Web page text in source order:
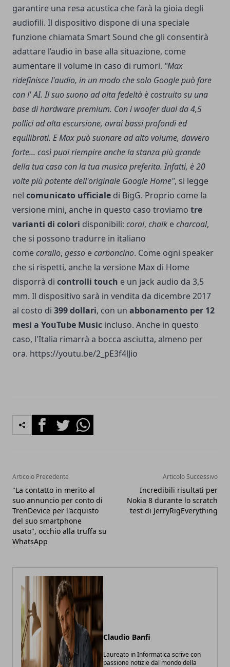
garantire una resa acustica che farà la gioia degli
audiofili. Il dispositivo dispone di una speciale
funzione chiamata Smart Sound che gli consentirà
adattare l’audio in base alla situazione, come
aumentare il volume in caso di rumori. "Max
ridefinisce l'audio, in un modo che solo Google può fare
con l' AI. Il suo suono ad alta fedeltà è costruito su una
base di hardware premium. Con i woofer dual da 4,5
pollici ad alta escursione, avrai bassi profondi ed
equilibrati. E Max può suonare ad alto volume, davvero
forte... così puoi riempire anche la stanza più grande
della tua casa con la tua musica preferita. Infatti, è 20
volte più potente dell'originale Google Home", si legge
nel comunicato ufficiale di BigG. Proprio come la
versione mini, anche in questo caso troviamo tre
varianti di colori disponibili: coral, chalk echarcoal,
che si possono tradurre in italiano
comecorallo, gesso ecarboncino. Come ogni speaker
che si rispetti, anche la versione Max di Home
disporrà di controlli touch e un jack audio da 3,5
mm. Il dispositivo sarà in vendita da dicembre 2017
al costo di 399 dollari, con un abbonamento per 12
mesi a YouTube Music incluso. Anche in questo
caso, l'Italia rimarrà a bocca asciutta, almeno per
ora. https://youtu.be/2_pE3f4lJio
FacebookTwitterWhatsapp
Articolo Precedente
"La contatto in merito al
suo annuncio per conto di
TrenDevice per l'acquisto
del suo smartphone
usato", occhio alla truffa su
WhatsApp
Articolo Successivo
Incredibili risultati per
Nokia 8 durante lo scratch
test di JerryRigEverything
Claudio Banfi
Laureato in Informatica scrive con
passione notizie dal mondo della